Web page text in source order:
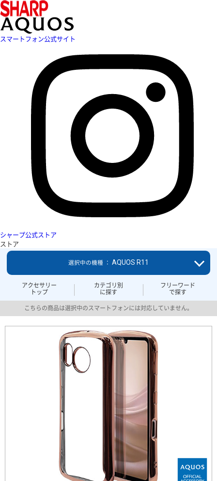
スマートフォン公式サイト
シャープ公式ストア
ストア
アクセサリー
トップ
カテゴリ別
に探す
フリーワード
で探す
選択中の機種 ： AQUOS R11
こちらの商品は選択中のスマートフォンには対応していません。